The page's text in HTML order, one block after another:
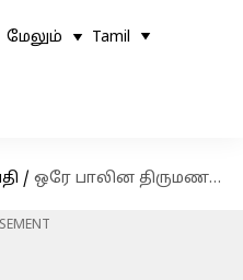
மேலும் Tamil
/ ஒரே பாலின திருமணங்கள்: 2வது நாள் விசாரணையில் என்ன விவாதிக்கப்பட்டது